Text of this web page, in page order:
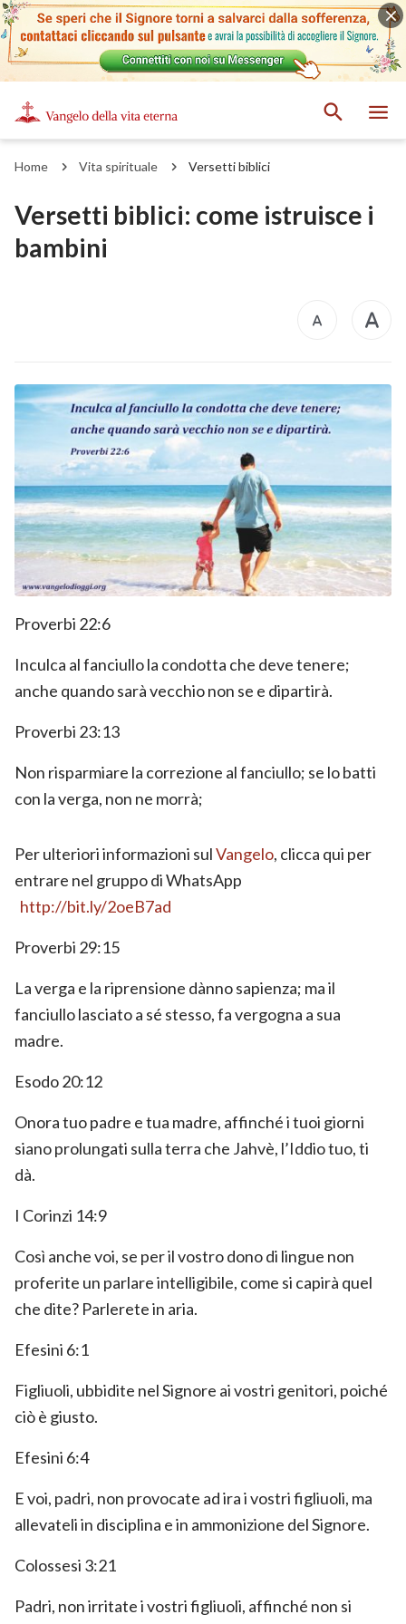
Home Vita spirituale Versetti biblici
Versetti biblici: come istruisce i
bambini
Proverbi 22:6
Inculca al fanciullo la condotta che deve tenere;
anche quando sarà vecchio non se e dipartirà.
Proverbi 23:13
Non risparmiare la correzione al fanciullo; se lo batti
con la verga, non ne morrà;
Per ulteriori informazioni sulVangelo, clicca qui per
entrare nel gruppo di WhatsApp
http://bit.ly/2oeB7ad
Proverbi 29:15
La verga e la riprensione dànno sapienza; ma il
fanciullo lasciato a sé stesso, fa vergogna a sua
madre.
Esodo 20:12
Onora tuo padre e tua madre, affinché i tuoi giorni
siano prolungati sulla terra che Jahvè, l’Iddio tuo, ti
dà.
I Corinzi 14:9
Così anche voi, se per il vostro dono di lingue non
proferite un parlare intelligibile, come si capirà quel
che dite? Parlerete in aria.
Efesini 6:1
Figliuoli, ubbidite nel Signore ai vostri genitori, poiché
ciò è giusto.
Efesini 6:4
E voi, padri, non provocate ad ira i vostri figliuoli, ma
allevateli in disciplina e in ammonizione del Signore.
Colossesi 3:21
Padri, non irritate i vostri figliuoli, affinché non si